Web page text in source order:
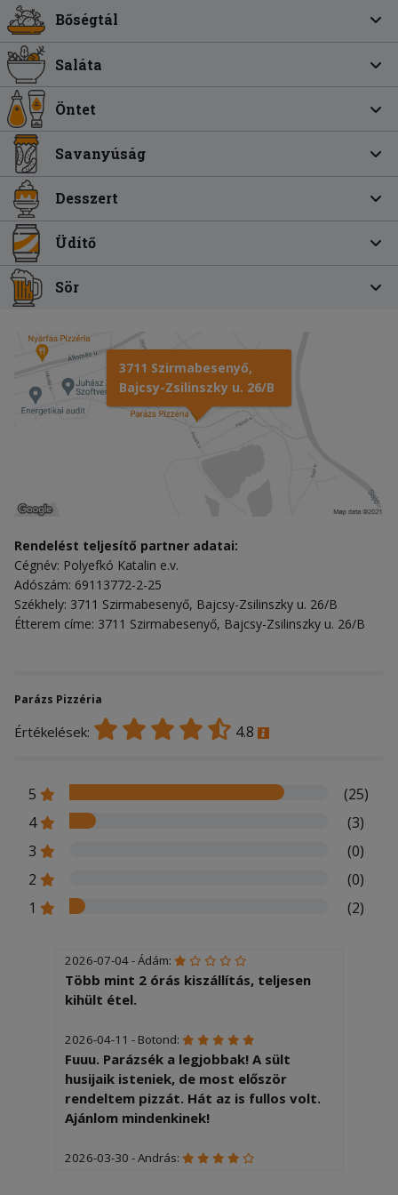
Bőségtál
Saláta
Öntet
Savanyúság
Desszert
Üdítő
Sör
3711 Szirmabesenyő,
Bajcsy-Zsilinszky u. 26/B
Rendelést teljesítő partner adatai:
Cégnév: Polyefkó Katalin e.v.
Adószám: 69113772-2-25
Székhely: 3711 Szirmabesenyő, Bajcsy-Zsilinszky u. 26/B
Étterem címe: 3711 Szirmabesenyő, Bajcsy-Zsilinszky u. 26/B
Parázs Pizzéria
Értékelések: 4.8
5
(25)
4
(3)
3
(0)
2
(0)
1
(2)
2026-07-04 - Ádám:
Több mint 2 órás kiszállítás, teljesen
kihült étel.
2026-04-11 - Botond:
Fuuu. Parázsék a legjobbak! A sült
husijaik isteniek, de most először
rendeltem pizzát. Hát az is fullos volt.
Ajánlom mindenkinek!
2026-03-30 - András: